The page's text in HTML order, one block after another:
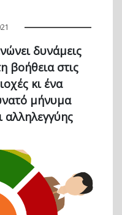
δυνάμεις
βοήθεια στις
κι ένα
μήνυμα